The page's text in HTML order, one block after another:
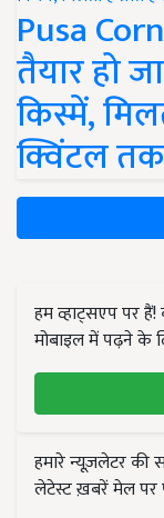
Pusa
तैयार हो
किस्में,
क्विंटल तक
हम व्हाट्सएप पर
मोबाइल में पढ़ने के
हमारे न्यूज़लेटर की
लेटेस्ट ख़बरें मेल पर